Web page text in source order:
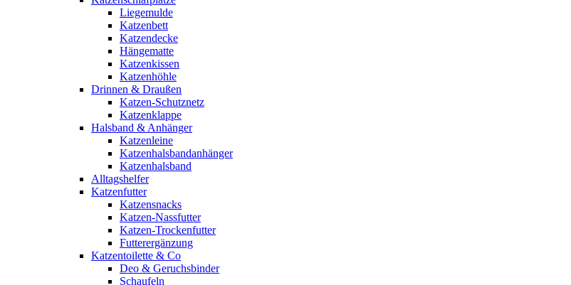
Liegemulde
Katzenbett
Katzendecke
Hängematte
Katzenkissen
Katzenhöhle
Drinnen & Draußen
Katzen-Schutznetz
Katzenklappe
Halsband & Anhänger
Katzenleine
Katzenhalsbandanhänger
Katzenhalsband
Alltagshelfer
Katzenfutter
Katzensnacks
Katzen-Nassfutter
Katzen-Trockenfutter
Futterergänzung
Katzentoilette & Co
Deo & Geruchsbinder
Schaufeln